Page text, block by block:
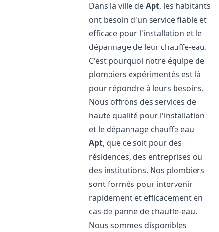
Dans la ville deApt, les habitants
ont besoin d'un service fiable et
efficace pour l'installation et le
dépannage de leur chauffe-eau.
C'est pourquoi notre équipe de
plombiers expérimentés est là
pour répondre à leurs besoins.
Nous offrons des services de
haute qualité pour l'installation
et le dépannage chauffe eau
Apt, que ce soit pour des
résidences, des entreprises ou
des institutions. Nos plombiers
sont formés pour intervenir
rapidement et efficacement en
cas de panne de chauffe-eau.
Nous sommes disponibles